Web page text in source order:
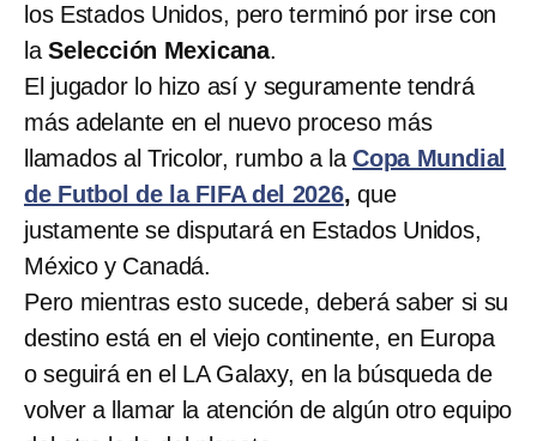
los Estados Unidos, pero terminó por irse con
laSelección Mexicana.
El jugador lo hizo así y seguramente tendrá
más adelante en el nuevo proceso más
llamados al Tricolor, rumbo a laCopa Mundial
de Futbol de la FIFA del 2026,que
justamente se disputará en Estados Unidos,
México y Canadá.
Pero mientras esto sucede, deberá saber si su
destino está en el viejo continente, en Europa
o seguirá en el LA Galaxy, en la búsqueda de
volver a llamar la atención de algún otro equipo